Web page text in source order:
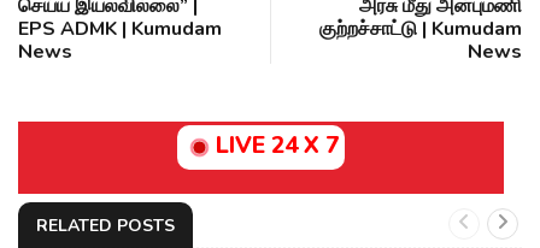
செய்ய இயலவில்லை” |
EPS ADMK | Kumudam
News
அரசு மீது அன்புமணி
குற்றச்சாட்டு | Kumudam
News
LIVE 24 X 7
RELATED POSTS